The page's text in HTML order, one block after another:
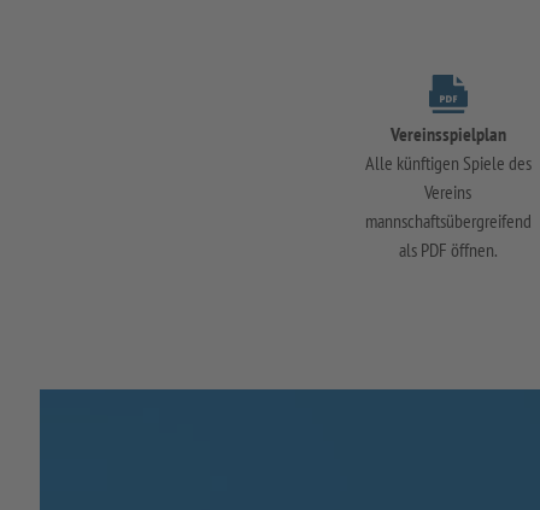
Vereinsspielplan
Alle künftigen Spiele des
Vereins
mannschaftsübergreifend
als PDF öffnen.